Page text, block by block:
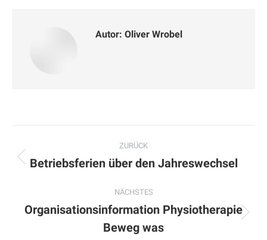
Autor: Oliver Wrobel
Kommentarnavigation
ZURÜCK
Vorheriger
Betriebsferien über den Jahreswechsel
NÄCHSTES
Beitrag:
Organisationsinformation Physiotherapie
Beweg was